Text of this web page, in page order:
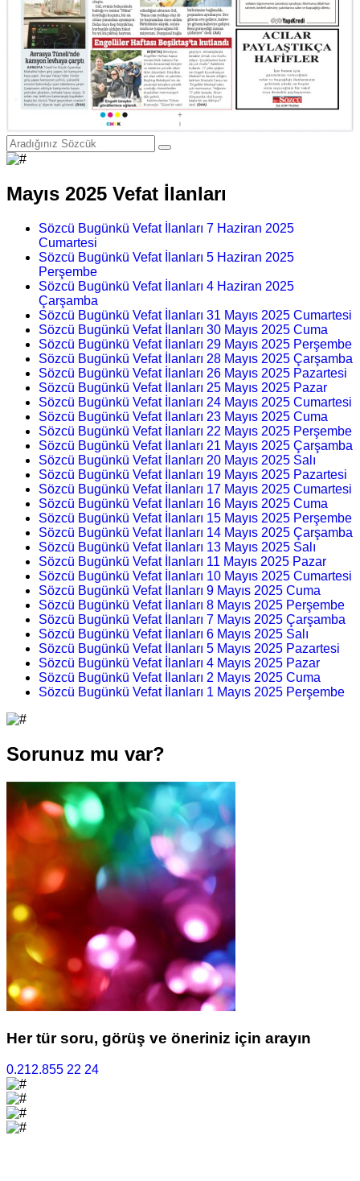
Mayıs 2025 Vefat İlanları
Sözcü Bugünkü Vefat İlanları 7 Haziran 2025
Cumartesi
Sözcü Bugünkü Vefat İlanları 5 Haziran 2025
Perşembe
Sözcü Bugünkü Vefat İlanları 4 Haziran 2025
Çarşamba
Sözcü Bugünkü Vefat İlanları 31 Mayıs 2025 Cumartesi
Sözcü Bugünkü Vefat İlanları 30 Mayıs 2025 Cuma
Sözcü Bugünkü Vefat İlanları 29 Mayıs 2025 Perşembe
Sözcü Bugünkü Vefat İlanları 28 Mayıs 2025 Çarşamba
Sözcü Bugünkü Vefat İlanları 26 Mayıs 2025 Pazartesi
Sözcü Bugünkü Vefat İlanları 25 Mayıs 2025 Pazar
Sözcü Bugünkü Vefat İlanları 24 Mayıs 2025 Cumartesi
Sözcü Bugünkü Vefat İlanları 23 Mayıs 2025 Cuma
Sözcü Bugünkü Vefat İlanları 22 Mayıs 2025 Perşembe
Sözcü Bugünkü Vefat İlanları 21 Mayıs 2025 Çarşamba
Sözcü Bugünkü Vefat İlanları 20 Mayıs 2025 Salı
Sözcü Bugünkü Vefat İlanları 19 Mayıs 2025 Pazartesi
Sözcü Bugünkü Vefat İlanları 17 Mayıs 2025 Cumartesi
Sözcü Bugünkü Vefat İlanları 16 Mayıs 2025 Cuma
Sözcü Bugünkü Vefat İlanları 15 Mayıs 2025 Perşembe
Sözcü Bugünkü Vefat İlanları 14 Mayıs 2025 Çarşamba
Sözcü Bugünkü Vefat İlanları 13 Mayıs 2025 Salı
Sözcü Bugünkü Vefat İlanları 11 Mayıs 2025 Pazar
Sözcü Bugünkü Vefat İlanları 10 Mayıs 2025 Cumartesi
Sözcü Bugünkü Vefat İlanları 9 Mayıs 2025 Cuma
Sözcü Bugünkü Vefat İlanları 8 Mayıs 2025 Perşembe
Sözcü Bugünkü Vefat İlanları 7 Mayıs 2025 Çarşamba
Sözcü Bugünkü Vefat İlanları 6 Mayıs 2025 Salı
Sözcü Bugünkü Vefat İlanları 5 Mayıs 2025 Pazartesi
Sözcü Bugünkü Vefat İlanları 4 Mayıs 2025 Pazar
Sözcü Bugünkü Vefat İlanları 2 Mayıs 2025 Cuma
Sözcü Bugünkü Vefat İlanları 1 Mayıs 2025 Perşembe
Sorunuz mu var?
Her tür soru, görüş ve öneriniz için arayın
0.212.855 22 24